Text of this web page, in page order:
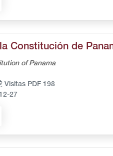
Constitución de
of Panama
Visitas PDF 198
27